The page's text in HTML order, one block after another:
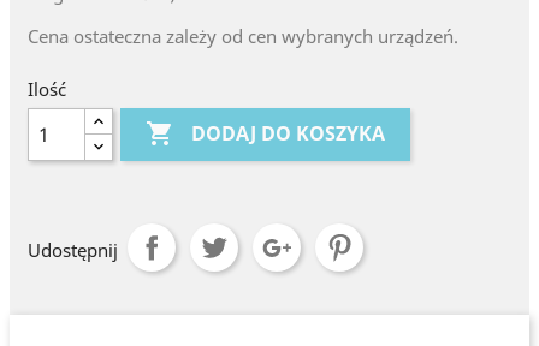
Cena ostateczna zależy od cen wybranych urządzeń.
Ilość
 DODAJ DO KOSZYKA
Udostępnij